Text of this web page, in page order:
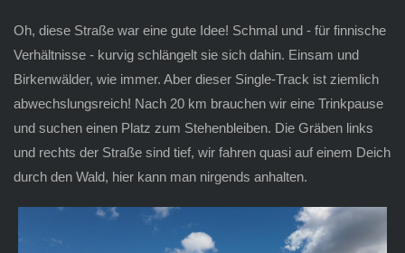
Oh, diese Straße war eine gute Idee! Schmal und - für finnische
Verhältnisse - kurvig schlängelt sie sich dahin. Einsam und
Birkenwälder, wie immer. Aber dieser Single-Track ist ziemlich
abwechslungsreich! Nach 20 km brauchen wir eine Trinkpause
und suchen einen Platz zum Stehenbleiben. Die Gräben links
und rechts der Straße sind tief, wir fahren quasi auf einem Deich
durch den Wald, hier kann man nirgends anhalten.